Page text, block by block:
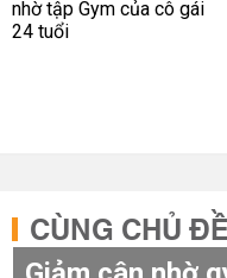
CÙNG CHỦ ĐỀ